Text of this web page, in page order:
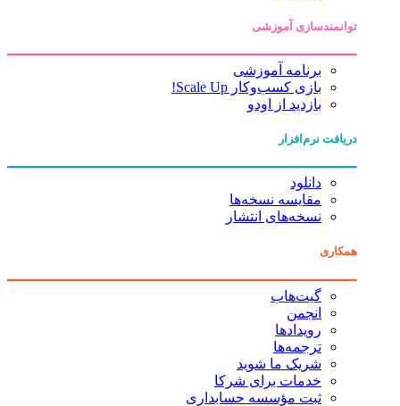
توانمندسازی آموزشی
برنامه آموزشی
بازی کسب‌وکار Scale Up!
بازدید از اودو
دریافت نرم‌افزار
دانلود
مقایسه نسخه‌ها
نسخه‌های انتشار
همکاری
گیت‌هاب
انجمن
رویدادها
ترجمه‌ها
شریک ما شوید
خدمات برای شرکا
ثبت مؤسسه حسابداری